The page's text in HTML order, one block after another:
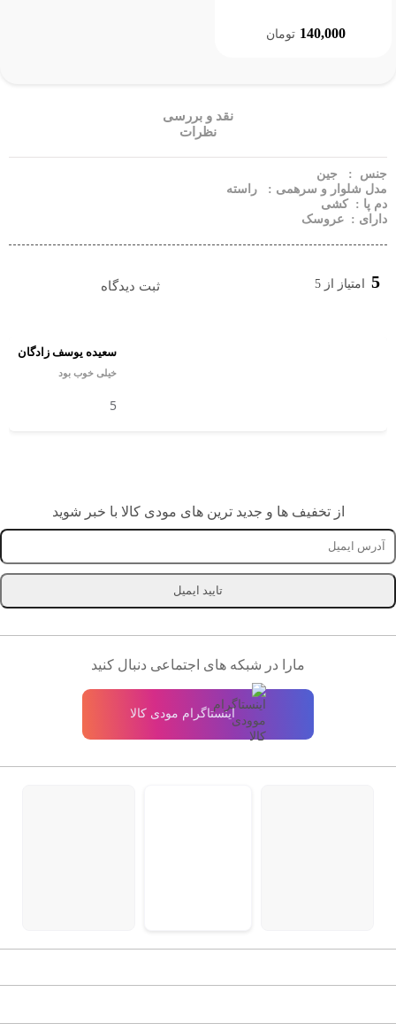
140,000 تومان
نقد و بررسی
نظرات
جنس : جین
مدل شلوار و سرهمی : راسته
دم پا : کشی
دارای : عروسک
5 امتیاز از 5 ثبت دیدگاه
سعیده یوسف زادگان
خیلی خوب بود
5
از تخفیف ها و جدید ترین های مودی کالا با خبر شوید
تایید ایمیل
مارا در شبکه های اجتماعی دنبال کنید
اینستاگرام مودی کالا